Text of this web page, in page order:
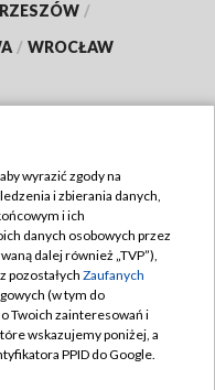
RZESZÓW /
/ WROCŁAW
wyrazić zgody na
i zbierania danych,
i ich
danych osobowych przez
dalej również „TVP”),
pozostałych Zaufanych
(w tym do
Twoich zainteresowań i
wskazujemy poniżej, a
PPID do Google.